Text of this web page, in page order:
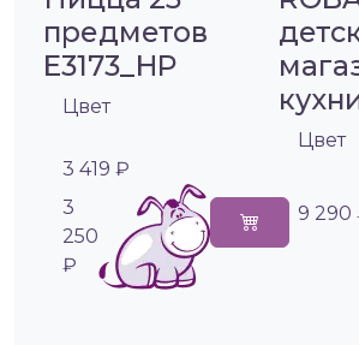
предметов
E3173_HP
Цвет
3 419 ₽
3
250
₽
Цвет
9 290